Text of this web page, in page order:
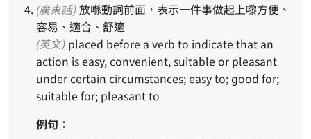
(廣東話)
容易、適合、舒適
(英文)
action is easy, convenient, suitable or pleasant
under certain circumstances; easy to; good for;
suitable for; pleasant to
例句：